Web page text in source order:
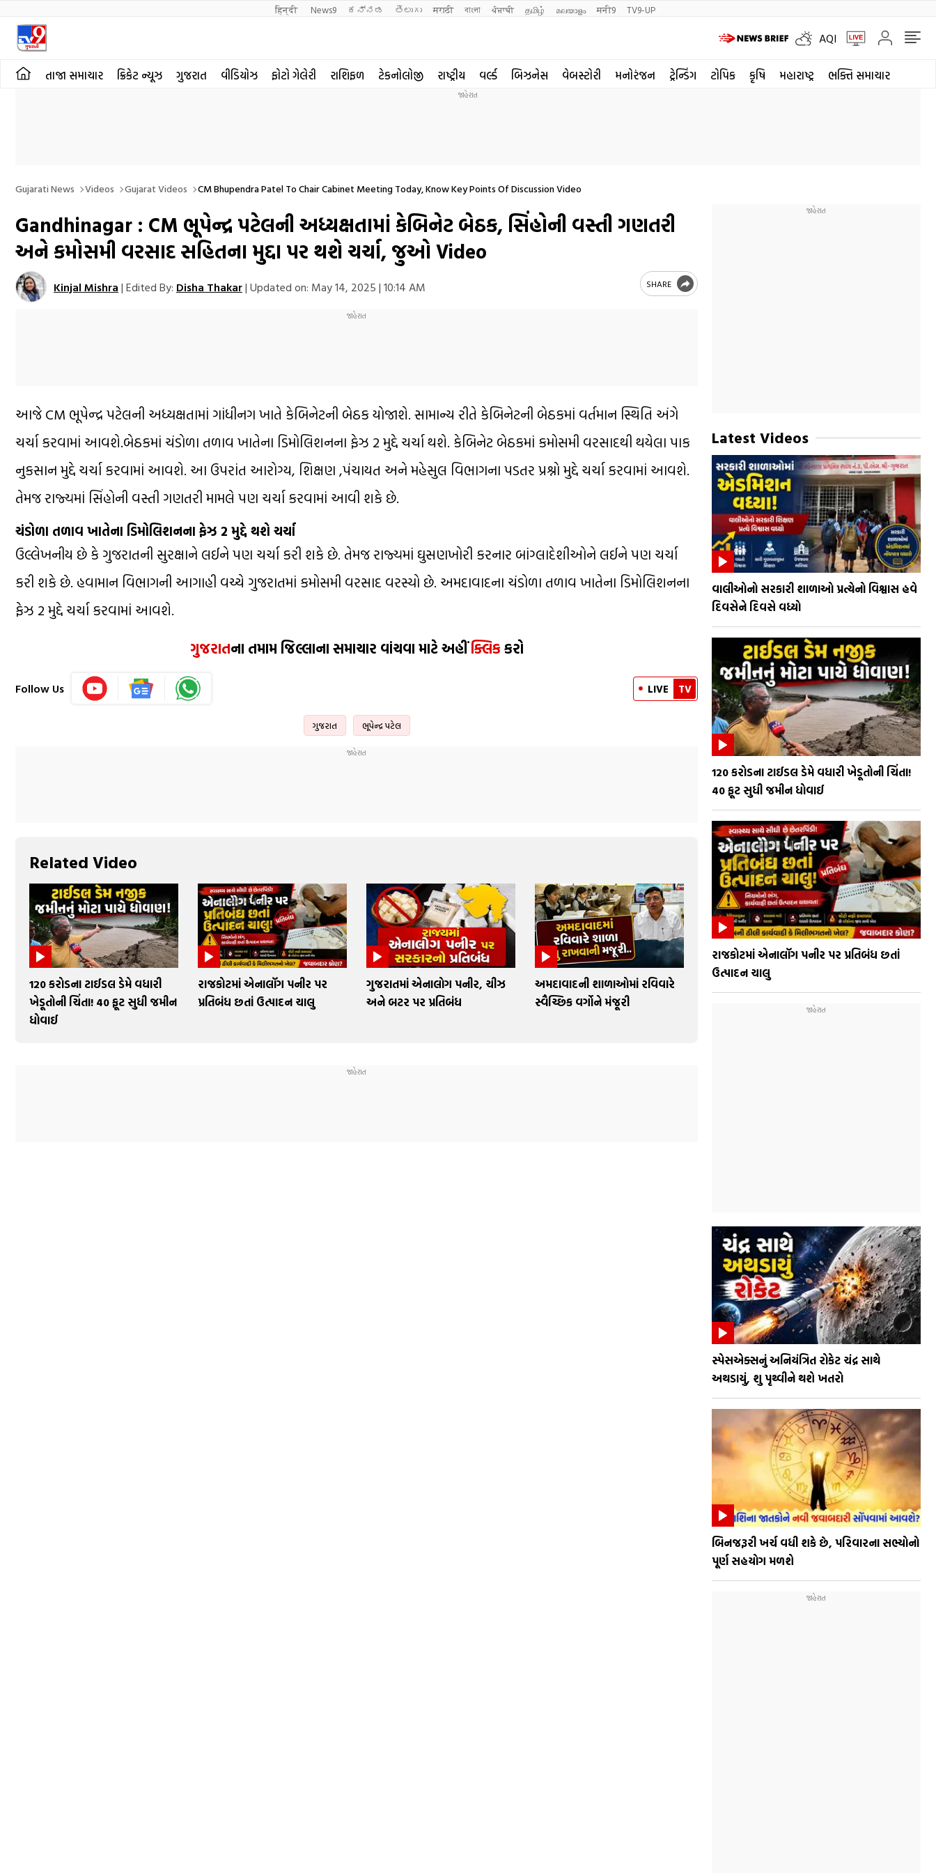
हिन्दी News9 ಕನ್ನಡ తెలుగు मराठी বাংলা ਪੰਜਾਬੀ தமிழ் മലയാളം मनी9 TV9-UP
AQI
તાજા સમાચાર ક્રિકેટ ન્યૂઝ ગુજરાત વીડિયોઝ ફોટો ગેલેરી રાશિફળ ટેકનોલોજી રાષ્ટ્રીય વર્લ્ડ બિઝનેસ વેબસ્ટોરી મનોરંજન ટ્રેન્ડિંગ ટોપિક કૃષિ મહારાષ્ટ્ર ભક્તિ સમાચાર
Gujarati News Videos Gujarat Videos CM Bhupendra Patel To Chair Cabinet Meeting Today, Know Key Points Of Discussion Video
Gandhinagar : CM ભૂપેન્દ્ર પટેલની અધ્યક્ષતામાં કેબિનેટ બેઠક, સિંહોની વસ્તી ગણતરી
અને કમોસમી વરસાદ સહિતના મુદ્દા પર થશે ચર્ચા, જુઓ Video
Kinjal Mishra | Edited By: Disha Thakar| Updated on: May 14, 2025 | 10:14 AM SHARE
આજે CM ભૂપેન્દ્ર પટેલની અધ્યક્ષતામાં ગાંધીનગ ખાતે કેબિનેટની બેઠક યોજાશે. સામાન્ય રીતે કેબિનેટની બેઠકમાં વર્તમાન સ્થિતિ અંગે
ચર્ચા કરવામાં આવશે.બેઠકમાં ચંડોળા તળાવ ખાતેના ડિમોલિશનના ફેઝ 2 મુદ્દે ચર્ચા થશે. કેબિનેટ બેઠકમાં કમોસમી વરસાદથી થયેલા પાક
નુકસાન મુદ્દે ચર્ચા કરવામાં આવશે. આ ઉપરાંત આરોગ્ય, શિક્ષણ ,પંચાયત અને મહેસુલ વિભાગના પડતર પ્રશ્નો મુદ્દે ચર્ચા કરવામાં આવશે.
તેમજ રાજ્યમાં સિંહોની વસ્તી ગણતરી મામલે પણ ચર્ચા કરવામાં આવી શકે છે.
ચંડોળા તળાવ ખાતેના ડિમોલિશનના ફેઝ 2 મુદ્દે થશે ચર્ચા
ઉલ્લેખનીય છે કે ગુજરાતની સુરક્ષાને લઈને પણ ચર્ચા કરી શકે છે. તેમજ રાજ્યમાં ઘુસણખોરી કરનાર બાંગ્લાદેશીઓને લઈને પણ ચર્ચા
કરી શકે છે. હવામાન વિભાગની આગાહી વચ્ચે ગુજરાતમાં કમોસમી વરસાદ વરસ્યો છે. અમદાવાદના ચંડોળા તળાવ ખાતેના ડિમોલિશનના
ફેઝ 2 મુદ્દે ચર્ચા કરવામાં આવશે.
ગુજરાતના તમામ જિલ્લાના સમાચાર વાંચવા માટે અહીંક્લિક કરો
Follow Us LIVE TV
ગુજરાત ભૂપેન્દ્ર પટેલ
Related Video
₹120 કરોડના ટાઈડલ ડેમે વધારી
ખેડૂતોની ચિંતા! 40 ફૂટ સુધી જમીન
ધોવાઈ
રાજકોટમાં એનાલૉગ પનીર પર
પ્રતિબંધ છતાં ઉત્પાદન ચાલુ
ગુજરાતમાં એનાલોગ પનીર, ચીઝ
અને બટર પર પ્રતિબંધ
અમદાવાદની શાળાઓમાં રવિવારે
સ્વૈચ્છિક વર્ગોને મંજૂરી
Latest Videos
વાલીઓનો સરકારી શાળાઓ પ્રત્યેનો વિશ્વાસ હવે
દિવસેને દિવસે વધ્યો
₹120 કરોડના ટાઈડલ ડેમે વધારી ખેડૂતોની ચિંતા!
40 ફૂટ સુધી જમીન ધોવાઈ
રાજકોટમાં એનાલૉગ પનીર પર પ્રતિબંધ છતાં
ઉત્પાદન ચાલુ
સ્પેસએક્સનું અનિયંત્રિત રોકેટ ચંદ્ર સાથે
અથડાયું, શુ પૃથ્વીને થશે ખતરો
બિનજરૂરી ખર્ચ વધી શકે છે, પરિવારના સભ્યોનો
પૂર્ણ સહયોગ મળશે